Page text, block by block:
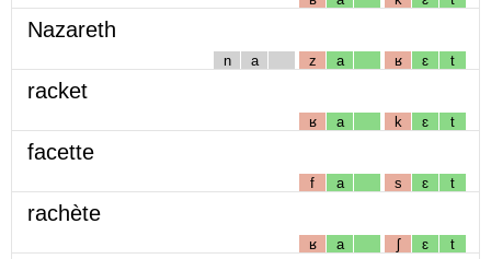
Nazareth
n a z a ʁ ɛ t
racket
ʁ a k ɛ t
facette
f a s ɛ t
rachète
ʁ a ʃ ɛ t